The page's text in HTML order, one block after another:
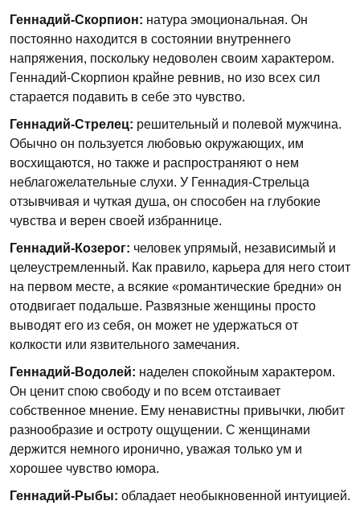
Геннадий-Скорпион: натура эмоциональная. Он
постоянно находится в состоянии внутреннего
напряжения, поскольку недоволен своим характером.
Геннадий-Скорпион крайне ревнив, но изо всех сил
старается подавить в себе это чувство.
Геннадий-Стрелец: решительный и полевой мужчина.
Обычно он пользуется любовью окружающих, им
восхищаются, но также и распространяют о нем
неблагожелательные слухи. У Геннадия-Стрельца
отзывчивая и чуткая душа, он способен на глубокие
чувства и верен своей избраннице.
Геннадий-Козерог: человек упрямый, независимый и
целеустремленный. Как правило, карьера для него стоит
на первом месте, а всякие «романтические бредни» он
отодвигает подальше. Развязные женщины просто
выводят его из себя, он может не удержаться от
колкости или язвительного замечания.
Геннадий-Водолей: наделен спокойным характером.
Он ценит спою свободу и по всем отстаивает
собственное мнение. Ему ненавистны привычки, любит
разнообразие и остроту ощущении. С женщинами
держится немного иронично, уважая только ум и
хорошее чувство юмора.
Геннадий-Рыбы: обладает необыкновенной интуицией.